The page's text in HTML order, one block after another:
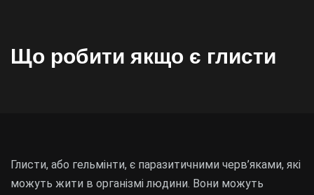
Що робити якщо є глисти
Глисти, або гельмінти, є паразитичними черв’яками, які
можуть жити в організмі людини. Вони можуть